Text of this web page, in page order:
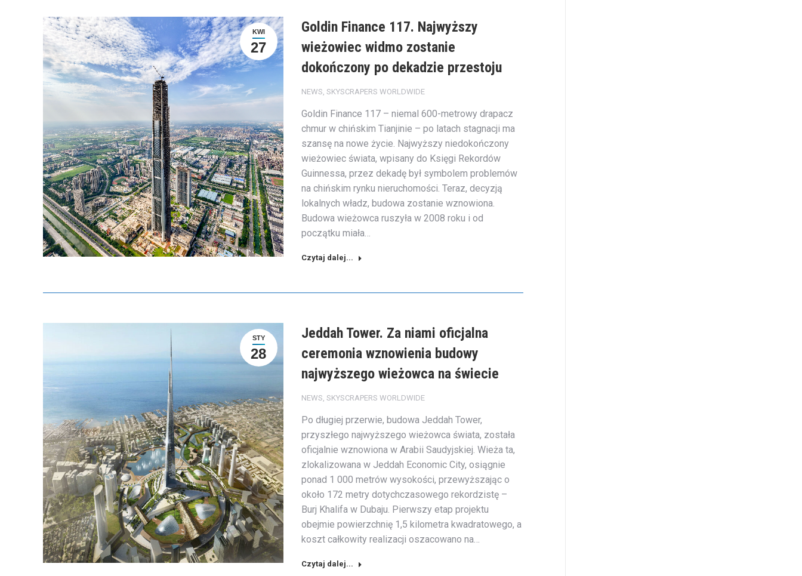
KWI
27
Goldin Finance 117. Najwyższy
wieżowiec widmo zostanie
dokończony po dekadzie przestoju
NEWS SKYSCRAPERS WORLDWIDE
Goldin Finance 117 – niemal 600-metrowy drapacz
chmur w chińskim Tianjinie – po latach stagnacji ma
szansę na nowe życie. Najwyższy niedokończony
wieżowiec świata, wpisany do Księgi Rekordów
Guinnessa, przez dekadę był symbolem problemów
na chińskim rynku nieruchomości. Teraz, decyzją
lokalnych władz, budowa zostanie wznowiona.
Budowa wieżowca ruszyła w 2008 roku i od
początku miała…
Czytaj dalej...
STY
28
Jeddah Tower. Za niami oficjalna
ceremonia wznowienia budowy
najwyższego wieżowca na świecie
NEWS SKYSCRAPERS WORLDWIDE
Po długiej przerwie, budowa Jeddah Tower,
przyszłego najwyższego wieżowca świata, została
oficjalnie wznowiona w Arabii Saudyjskiej. Wieża ta,
zlokalizowana w Jeddah Economic City, osiągnie
ponad 1 000 metrów wysokości, przewyższając o
około 172 metry dotychczasowego rekordzistę –
Burj Khalifa w Dubaju. Pierwszy etap projektu
obejmie powierzchnię 1,5 kilometra kwadratowego, a
koszt całkowity realizacji oszacowano na…
Czytaj dalej...